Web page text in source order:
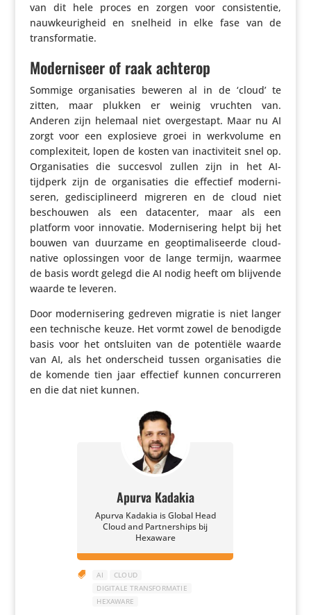
van dit hele proces en zorgen voor consis­tentie,
nauw­keu­rig­heid en snelheid in elke fase van de
transformatie.
Moderniseer of raak achterop
Sommige orga­ni­sa­ties beweren al in de ‘cloud’ te
zitten, maar plukken er weinig vruchten van.
Anderen zijn helemaal niet over­ge­stapt. Maar nu AI
zorgt voor een explo­sieve groei in werk­vo­lume en
complexi­teit, lopen de kosten van inac­ti­vi­teit snel op.
Orga­ni­sa­ties die succesvol zullen zijn in het AI-
tijdperk zijn de orga­ni­sa­ties die effectief moder­ni­
seren, gedis­ci­pli­neerd migreren en de cloud niet
beschouwen als een data­center, maar als een
platform voor innovatie. Moder­ni­se­ring helpt bij het
bouwen van duurzame en geop­ti­ma­li­seerde cloud-
native oplos­singen voor de lange termijn, waarmee
de basis wordt gelegd die AI nodig heeft om blijvende
waarde te leveren.
Door moder­ni­se­ring gedreven migratie is niet langer
een tech­ni­sche keuze. Het vormt zowel de benodigde
basis voor het ontsluiten van de poten­tiële waarde
van AI, als het onder­scheid tussen orga­ni­sa­ties die
de komende tien jaar effectief kunnen concur­reren
en die dat niet kunnen.
Apurva Kadakia
Apurva Kadakia is Global Head
Cloud and Partnerships bij
Hexaware
 AI
CLOUD
DIGITALE TRANSFORMATIE
HEXAWARE